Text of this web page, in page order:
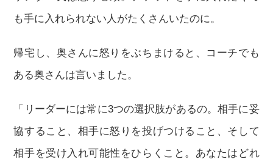
も手に入れられない人がたくさんいたのに。
帰宅し、奥さんに怒りをぶちまけると、コーチでも
ある奥さんは言いました。
「リーダーには常に3つの選択肢があるの。相手に妥
協すること、相手に怒りを投げつけること、そして
相手を受け入れ可能性をひらくこと。あなたはどれ